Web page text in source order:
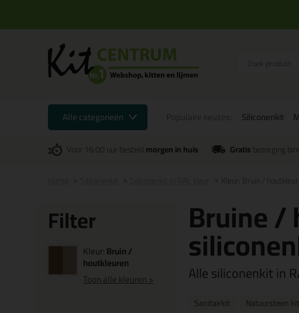
Alle categorieën Siliconenkit
Voor 16:00 uur besteldmorgen in huis Gratisbezorging
Kleur: Bruin /
Filter
Kleur:Bruin /
houtkleuren
Toon alle kleuren >
Bruine /
Alle siliconenkit in
Sanitairkit Natuursteen kit